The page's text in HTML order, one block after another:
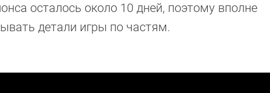
осталось около 10 дней, поэтому вполне
детали игры по частям.